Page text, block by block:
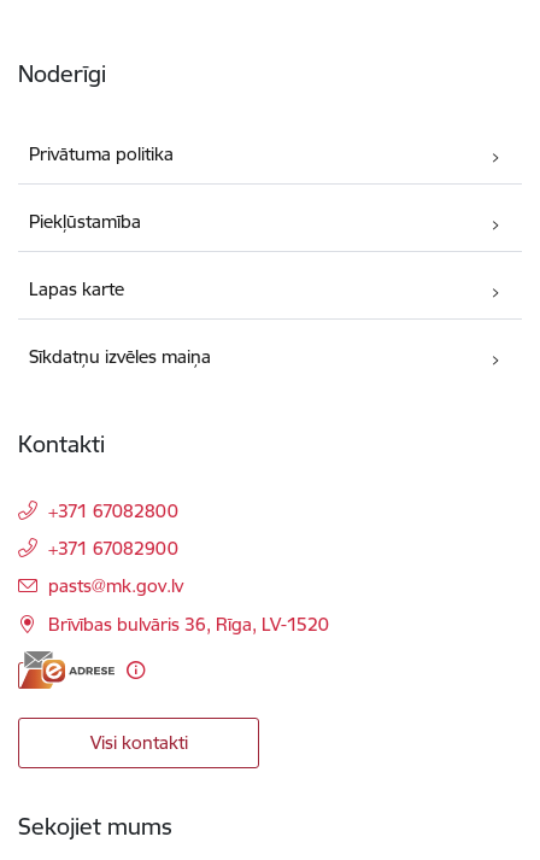
Noderīgi
Privātuma politika
Piekļūstamība
Lapas karte
Sīkdatņu izvēles maiņa
Kontakti
+371 67082800
+371 67082900
E-pasts:
pasts@mk.gov.lv
Brīvības bulvāris 36, Rīga, LV-1520
Visi kontakti
Sekojiet mums